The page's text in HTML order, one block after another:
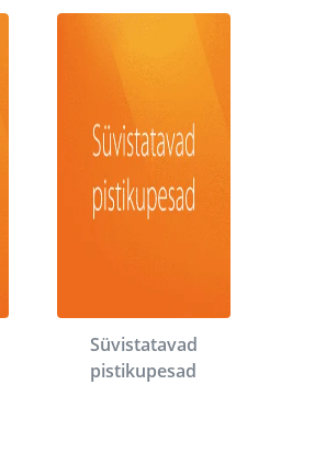
Süvistatavad
pistikupesad